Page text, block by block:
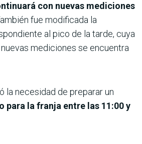
con nuevas mediciones
fue modificada la
al pico de la tarde, cuya
mediciones se encuentra
la necesidad de preparar un
para la franja entre las 11:00 y